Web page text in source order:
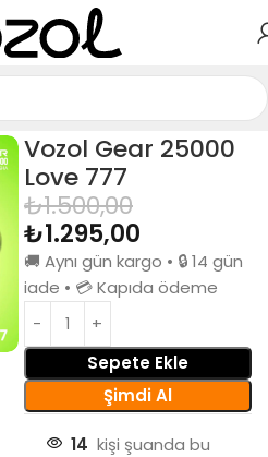
Vozol Gear 25000
Love 777
₺1.500,00
₺1.295,00
🚚 Aynı gün kargo • 🔒 14 gün
iade • 💳 Kapıda ödeme
Sepete Ekle
Şimdi Al
14 kişi şuanda bu